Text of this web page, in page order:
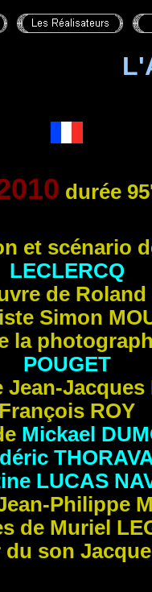
durée
et scénario
LECLERCQ
de Roland
Simon
la
POUGET
Jean-Jacques
François ROY
Mickael
LUCAS
Philippe
de Muriel
du son